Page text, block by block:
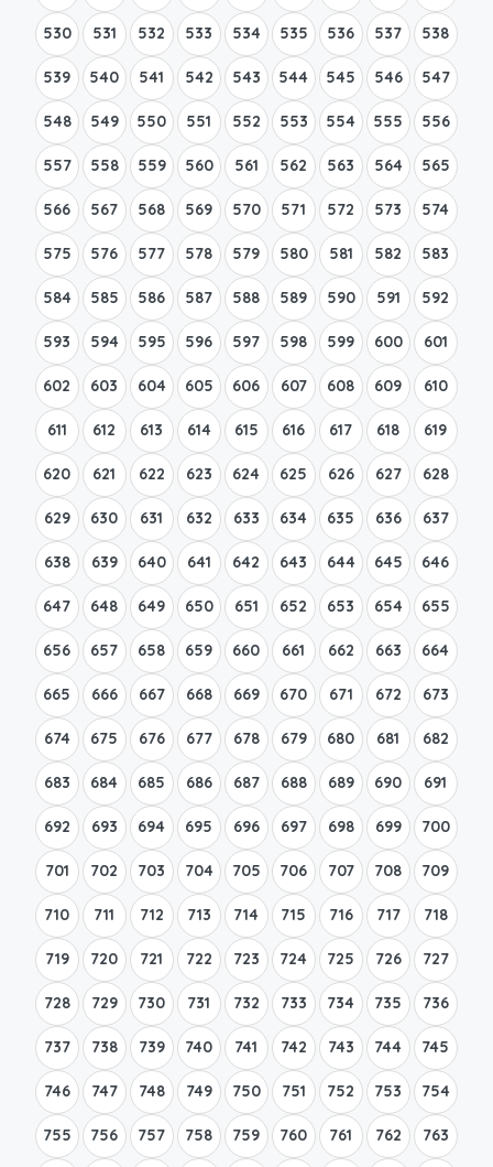
530 531 532 533 534 535 536 537 538
539 540 541 542 543 544 545 546 547
548 549 550 551 552 553 554 555 556
557 558 559 560 561 562 563 564 565
566 567 568 569 570 571 572 573 574
575 576 577 578 579 580 581 582 583
584 585 586 587 588 589 590 591 592
593 594 595 596 597 598 599 600 601
602 603 604 605 606 607 608 609 610
611 612 613 614 615 616 617 618 619
620 621 622 623 624 625 626 627 628
629 630 631 632 633 634 635 636 637
638 639 640 641 642 643 644 645 646
647 648 649 650 651 652 653 654 655
656 657 658 659 660 661 662 663 664
665 666 667 668 669 670 671 672 673
674 675 676 677 678 679 680 681 682
683 684 685 686 687 688 689 690 691
692 693 694 695 696 697 698 699 700
701 702 703 704 705 706 707 708 709
710 711 712 713 714 715 716 717 718
719 720 721 722 723 724 725 726 727
728 729 730 731 732 733 734 735 736
737 738 739 740 741 742 743 744 745
746 747 748 749 750 751 752 753 754
755 756 757 758 759 760 761 762 763